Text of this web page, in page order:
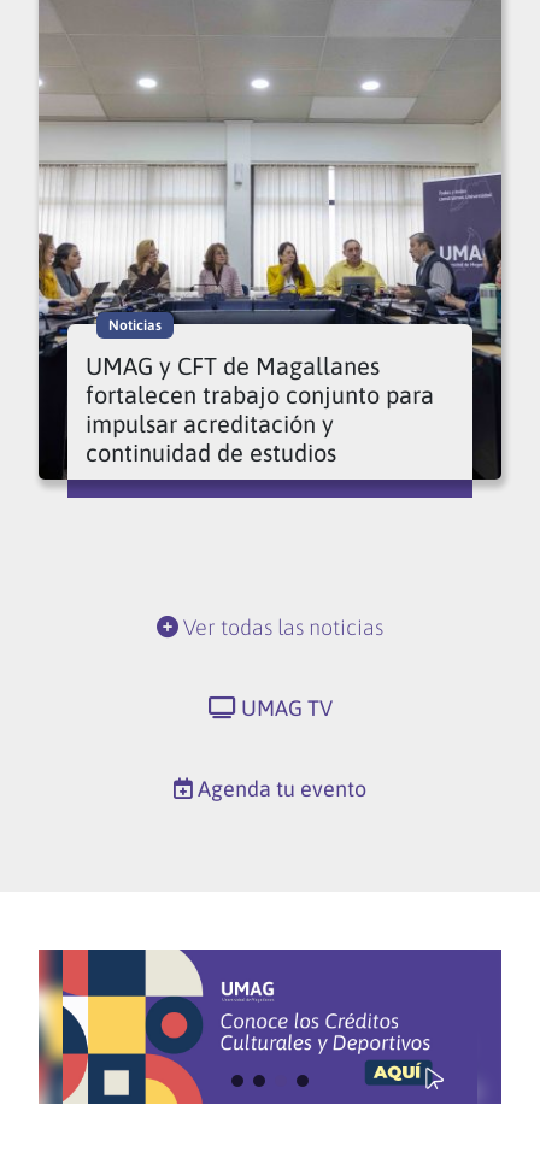
Noticias
UMAG y CFT de Magallanes
fortalecen trabajo conjunto para
impulsar acreditación y
continuidad de estudios
Ver todas las noticias
UMAG TV
Agenda tu evento